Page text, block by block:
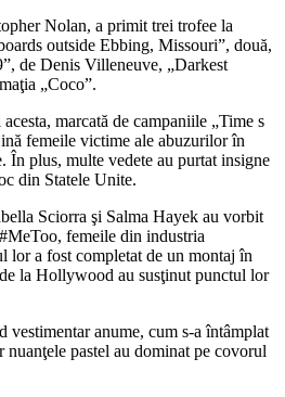
Nolan, a primit trei trofee la
outside Ebbing, Missouri”, două,
de Denis Villeneuve, „Darkest
„Coco”.
marcată de campaniile „Time s
femeile victime ale abuzurilor în
În plus, multe vedete au purtat insigne
din Statele Unite.
Sciorra şi Salma Hayek au vorbit
femeile din industria
lor a fost completat de un montaj în
la Hollywood au susţinut punctul lor
vestimentar anume, cum s-a întâmplat
pastel au dominat pe covorul